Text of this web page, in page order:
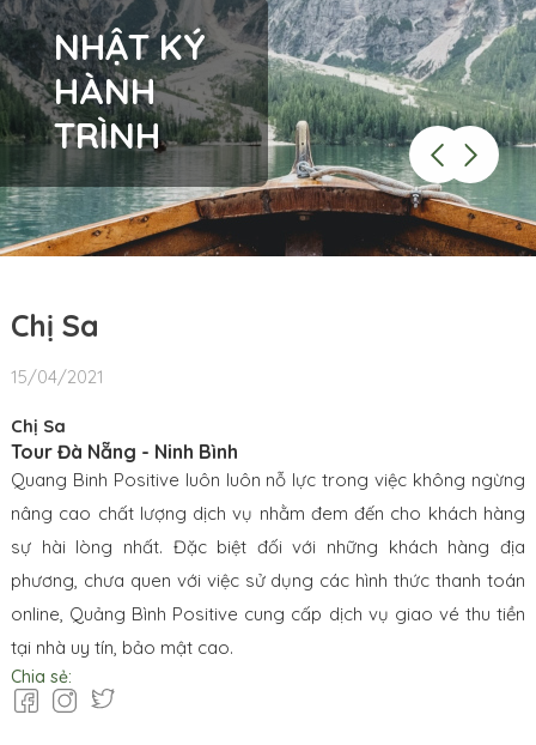
NHẬT KÝ
HÀNH
TRÌNH
Chị Sa
15/04/2021
Chị Sa
Tour Đà Nẵng - Ninh Bình
Quang Binh Positive luôn luôn nỗ lực trong việc không ngừng
nâng cao chất lượng dịch vụ nhằm đem đến cho khách hàng
sự hài lòng nhất. Đặc biệt đối với những khách hàng địa
phương, chưa quen với việc sử dụng các hình thức thanh toán
online, Quảng Bình Positive cung cấp dịch vụ giao vé thu tiền
tại nhà uy tín, bảo mật cao.
Chia sẻ: